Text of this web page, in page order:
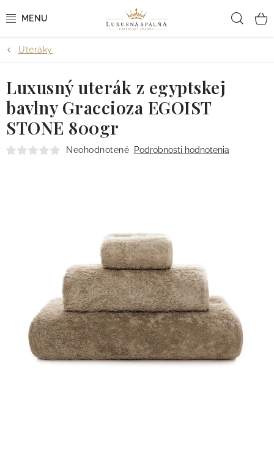
na
POSTEĽNÉ OBLIEČKY
POSTEĽNÉ PLACHTY
PREHOZY A PAPLÓNY
VANKÚŠE A OBLIEČKY
Blog Doprava
Kontakt
Obchodné podmienky
Podmienky ochrany osobných údajov
Reklamačný poriadok
Vrátenie tovaru
Uteráky
Luxusný uterák z egyptskej
bavlny Graccioza EGOIST
STONE 800gr
Neohodnotené Podrobnosti hodnotenia